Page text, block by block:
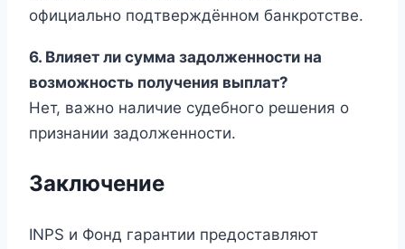
официально подтверждённом банкротстве.
6. Влияет ли сумма задолженности на
возможность получения выплат?
Нет, важно наличие судебного решения о
признании задолженности.
Заключение
INPS и Фонд гарантии предоставляют